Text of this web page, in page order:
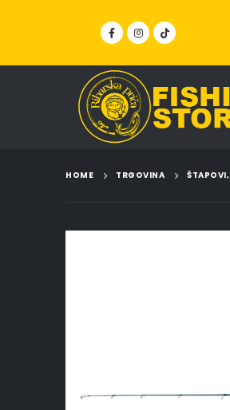
HOME TRGOVINA ŠTAPOVI,